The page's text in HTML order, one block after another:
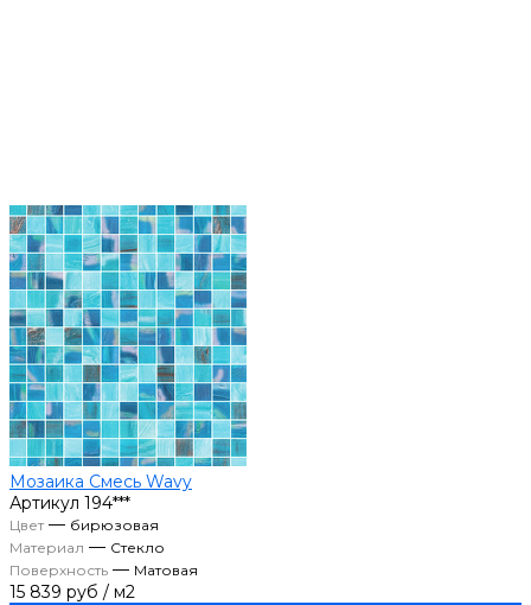
Мозаика Смесь Wavy
Артикул 194***
Цвет— бирюзовая
Материал — Стекло
Поверхность — Матовая
15 839 руб / м2